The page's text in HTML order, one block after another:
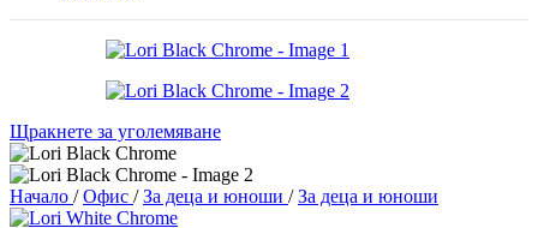
Щракнете за уголемяване
Начало / Офис / За деца и юноши / За деца и юноши